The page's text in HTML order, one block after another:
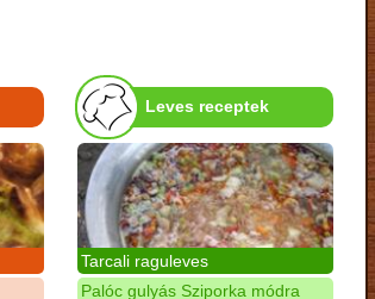
Leves receptek
Tarcali raguleves
Palóc gulyás Sziporka módra